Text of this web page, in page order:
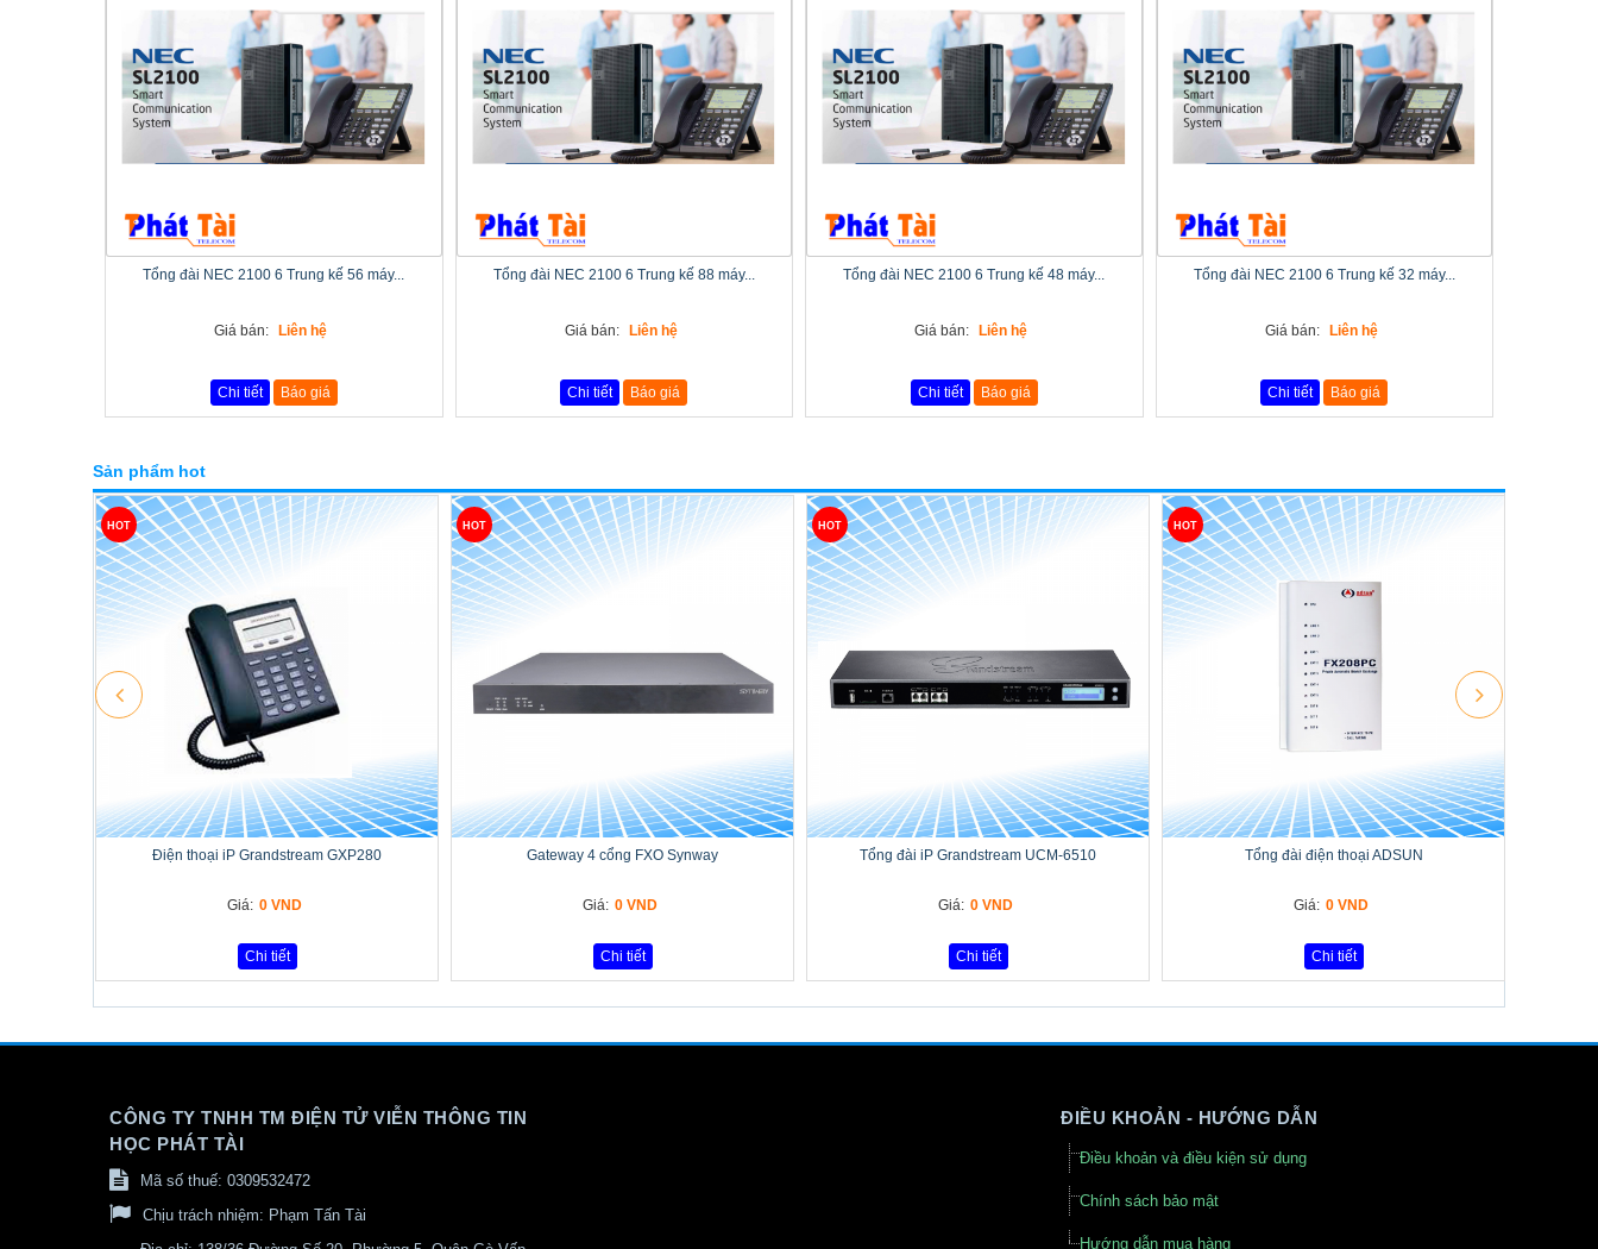
Tổng đài NEC 2100 6 Trung kế 56 máy...
Giá bán: Liên hệ
Chi tiết Báo giá
Tổng đài NEC 2100 6 Trung kế 88 máy...
Giá bán: Liên hệ
Chi tiết Báo giá
Tổng đài NEC 2100 6 Trung kế 48 máy...
Giá bán: Liên hệ
Chi tiết Báo giá
Tổng đài NEC 2100 6 Trung kế 32 máy...
Giá bán: Liên hệ
Chi tiết Báo giá
Sản phẩm hot
HOT
Điện thoại iP Grandstream GXP280
Giá: 0 VND
Chi tiết
HOT
Gateway 4 cổng FXO Synway
Giá: 0 VND
Chi tiết
HOT
Tổng đài iP Grandstream UCM-6510
Giá: 0 VND
Chi tiết
HOT
Tổng đài điện thoại ADSUN
Giá: 0 VND
Chi tiết
CÔNG TY TNHH TM ĐIỆN TỬ VIỄN THÔNG TIN
HỌC PHÁT TÀI
Mã số thuế: 0309532472
Chịu trách nhiệm: Phạm Tấn Tài
ĐIỀU KHOẢN - HƯỚNG DẪN
Điều khoản và điều kiện sử dụng
Chính sách bảo mật
Hướng dẫn mua hàng